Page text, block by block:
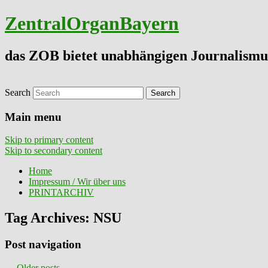
ZentralOrganBayern
das ZOB bietet unabhängigen
Search
Main menu
Skip to primary content
Skip to secondary content
Home
Impressum / Wir über uns
PRINTARCHIV
Tag Archives: NSU
Post navigation